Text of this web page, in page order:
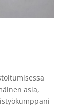
asia,
+ LISÄÄ